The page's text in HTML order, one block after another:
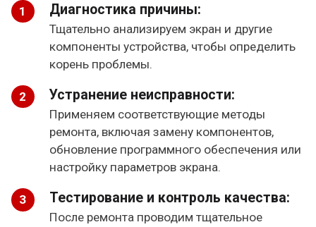
Диагностика причины:
Тщательно анализируем экран и другие
компоненты устройства, чтобы определить
корень проблемы.
Устранение неисправности:
Применяем соответствующие методы
ремонта, включая замену компонентов,
обновление программного обеспечения или
настройку параметров экрана.
Тестирование и контроль качества:
После ремонта проводим тщательное